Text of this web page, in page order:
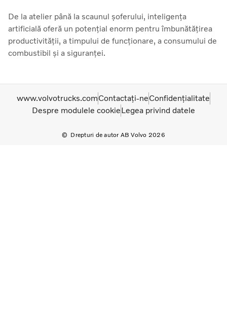
De la atelier până la scaunul șoferului, inteligența
artificială oferă un potențial enorm pentru îmbunătățirea
productivității, a timpului de funcționare, a consumului de
combustibil și a siguranței.
Drepturi de autor AB Volvo 2026
www.volvotrucks.comContactați-neConfidențialitate
Despre modulele cookieLegea privind datele